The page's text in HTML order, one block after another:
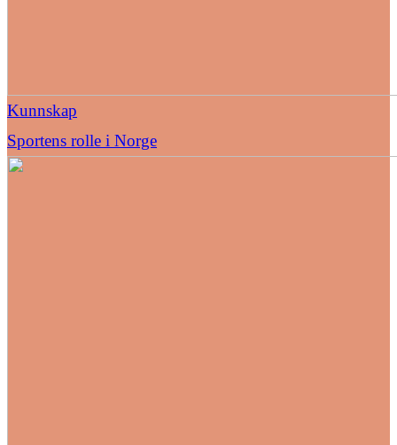
Kunnskap
Sportens rolle i Norge